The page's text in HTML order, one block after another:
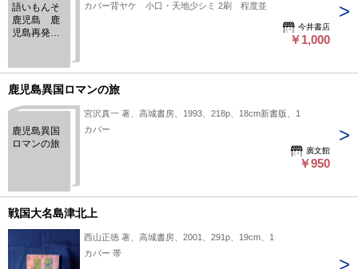
語いもんそ
鹿児島 鹿
児島再発見
上
カバー背ヤケ 小口・天地少シミ 2刷 程度並
今井書店
￥1,000
鹿児島異国ロマンの旅
鹿児島異国
ロマンの旅
宮沢真一 著、高城書房、1993、218p、18cm新書版、1
カバー
廣文館
￥950
戦国大名島津北上
西山正徳 著、高城書房、2001、291p、19cm、1
カバー 帯